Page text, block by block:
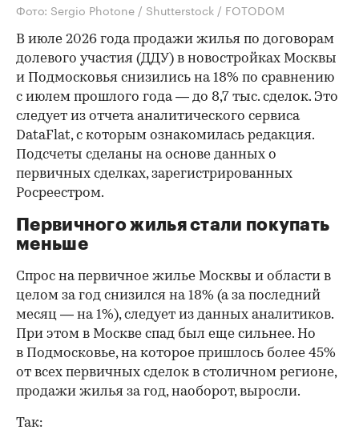
Фото: Sergio Photone / Shutterstock / FOTODOM
В июле 2026 года продажи жилья по договорам
долевого участия (ДДУ) в новостройках Москвы
и Подмосковья снизились на 18% по сравнению
с июлем прошлого года — до 8,7 тыс. сделок. Это
следует из отчета аналитического сервиса
DataFlat, с которым ознакомилась редакция.
Подсчеты сделаны на основе данных о
первичных сделках, зарегистрированных
Росреестром.
Первичного жилья стали покупать
меньше
Спрос на первичное жилье Москвы и области в
целом за год снизился на 18% (а за последний
месяц — на 1%), следует из данных аналитиков.
При этом в Москве спад был еще сильнее. Но
в Подмосковье, на которое пришлось более 45%
от всех первичных сделок в столичном регионе,
продажи жилья за год, наоборот, выросли.
Так: